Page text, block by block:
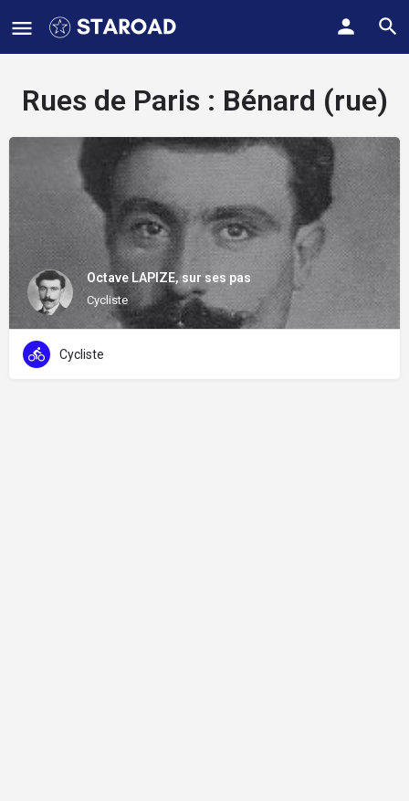
Rues de Paris : Bénard (rue)
Octave LAPIZE, sur ses pas
Cycliste
Cycliste